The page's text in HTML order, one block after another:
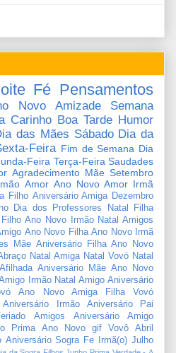
Fé Pensamentos
Novo Amizade
Semana
Carinho Boa Tarde Humor
das Mães Sábado Dia da
Feira Fim de Semana Dia
Feira Terça-Feira Saudades
Agradecimento Mãe Setembro
Amor Ano Novo Amor Irmã
Filho Aniversário Amiga Dezembro
Dia dos Professores
Natal Filha
Ano Novo Irmão Natal Amigos
Ano Novo Filha Ano Novo Irmã
Mãe Aniversário Filha Ano Novo
Natal Amiga Natal Vovó Natal
Aniversário Mãe Ano Novo
Irmão Natal Amigo Aniversário
Ano Novo Amiga Filha
Vovó
Aniversário Irmão
Aniversário Pai
Amigos
Aniversário Amigo
Prima Ano Novo gif Vovô
Abril
Aniversário Sogra Fe Irmã(o) Julho